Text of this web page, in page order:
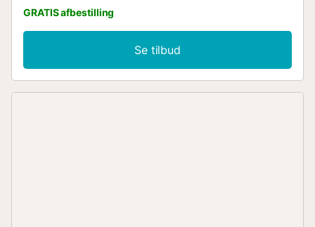
grillområde omgivet af fyrretræer, der sikrer privatliv og
afslapning. Ideelt beliggende nær fantastiske sydvestlige
strande som Cala Tarida og Cala Conta, tilbyder den
nærmeste by, San José, supermarkeder, banker og
forskellige spisemuligheder, med den populære restaurant
GRATIS afbestilling
Se tilbud